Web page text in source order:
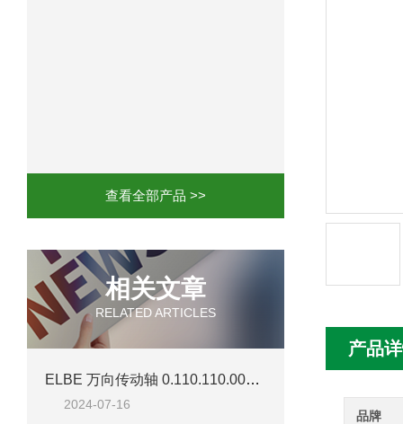
mini motor电机MC230P3T 20- B参数
AC-motoren交流电机FCA 132S-4/
AC-motoren交流电机ACM 160M-4参
AC-MOTOREN电机FCPA 71B-2参数
查看全部产品 >>
相关文章
RELATED ARTICLES
ELBE 万向传动轴 0.110.110.0001 技术介绍
2024-07-16
产品
品牌